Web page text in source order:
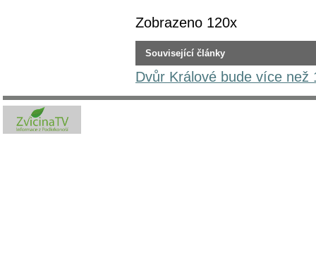
Zobrazeno 120x
Související články
Dvůr Králové bude více